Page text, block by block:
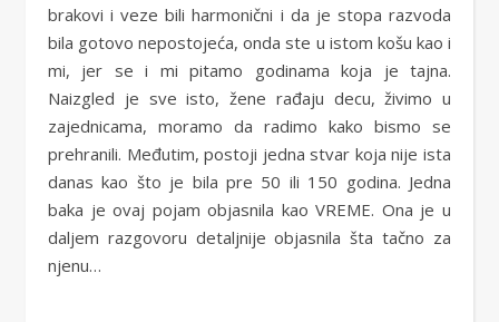
brakovi i veze bili harmonični i da je stopa razvoda
bila gotovo nepostojeća, onda ste u istom košu kao i
mi, jer se i mi pitamo godinama koja je tajna.
Naizgled je sve isto, žene rađaju decu, živimo u
zajednicama, moramo da radimo kako bismo se
prehranili. Međutim, postoji jedna stvar koja nije ista
danas kao što je bila pre 50 ili 150 godina. Jedna
baka je ovaj pojam objasnila kao VREME. Ona je u
daljem razgovoru detaljnije objasnila šta tačno za
njenu…